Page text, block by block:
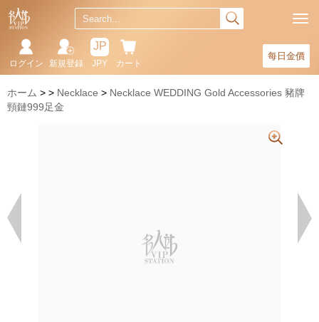
每日金價
カート
JP
JPY
新規登録
ログイン
ホーム Necklace
Necklace WEDDING Gold Accessories 豬牌
頸鏈999足金